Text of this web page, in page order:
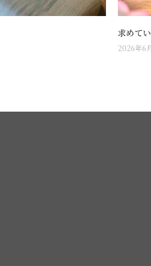
求めて
2026年6